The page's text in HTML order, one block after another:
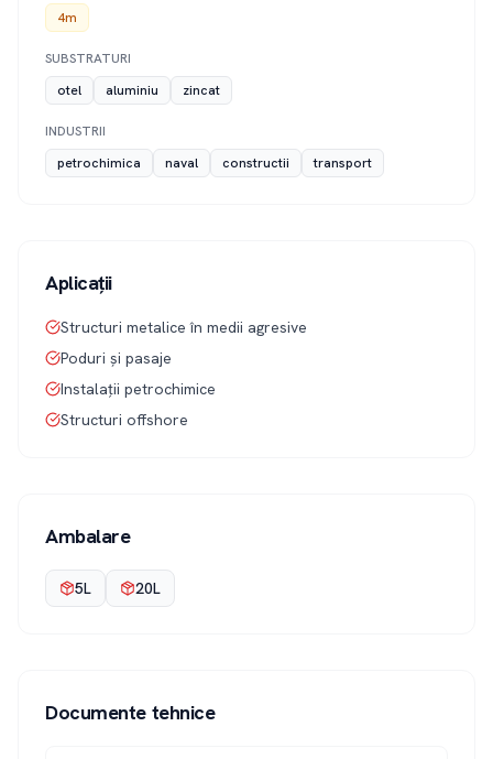
4m
SUBSTRATURI
otel
aluminiu zincat
INDUSTRII
petrochimica
naval constructii transport
Aplicații
Structuri metalice în medii agresive
Poduri și pasaje
Instalații petrochimice
Structuri offshore
Ambalare
5L 20L
Documente tehnice